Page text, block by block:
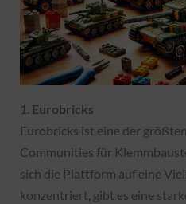
1. Eurobricks
Eurobricks ist eine der
Communities für
sich die Plattform auf eine
konzentriert, gibt es eine